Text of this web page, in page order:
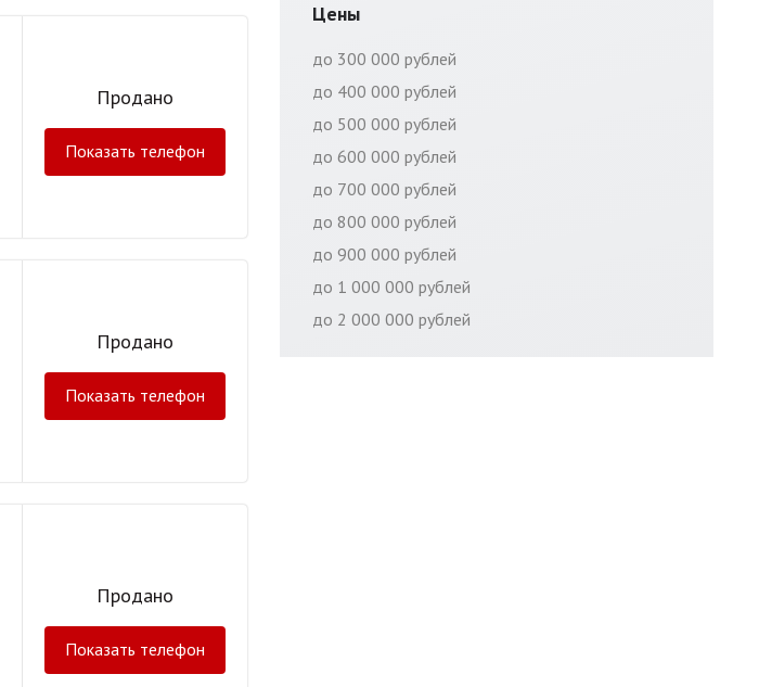
Продано
Показать телефон
Продано
Показать телефон
Продано
Показать телефон
Цены
до 300 000 рублей
до 400 000 рублей
до 500 000 рублей
до 600 000 рублей
до 700 000 рублей
до 800 000 рублей
до 900 000 рублей
до 1 000 000 рублей
до 2 000 000 рублей